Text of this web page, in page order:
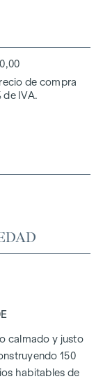
de compra
de IVA.
calmado y justo
150
habitables de